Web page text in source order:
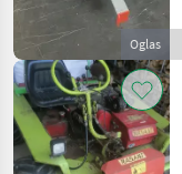
Oglas